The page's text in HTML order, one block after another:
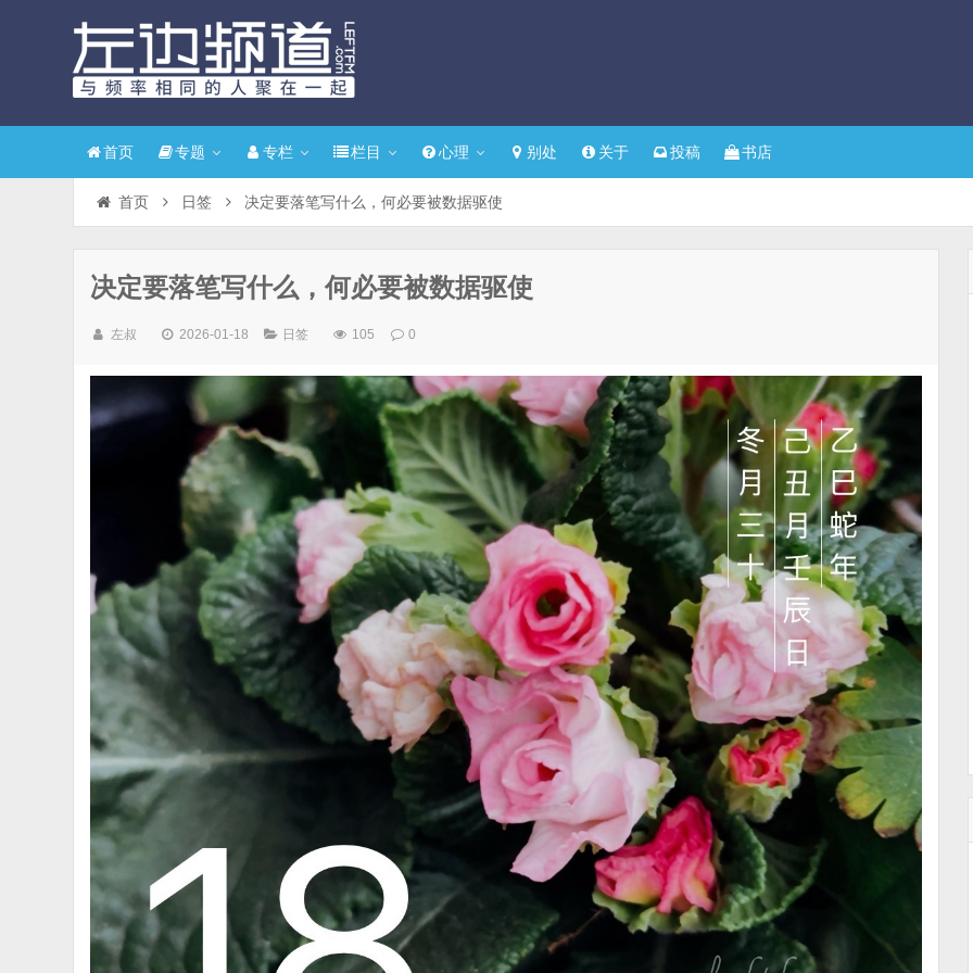
首页 专题 专栏 栏目 心理 别处 关于 投稿 书店
首页 日签 决定要落笔写什么，何必要被数据驱使
决定要落笔写什么，何必要被数据驱使
左叔 2026-01-18 日签 105 0